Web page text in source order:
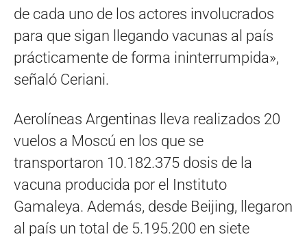
de cada uno de los actores involucrados
para que sigan llegando vacunas al país
prácticamente de forma ininterrumpida»,
señaló Ceriani.
Aerolíneas Argentinas lleva realizados 20
vuelos a Moscú en los que se
transportaron 10.182.375 dosis de la
vacuna producida por el Instituto
Gamaleya. Además, desde Beijing, llegaron
al país un total de 5.195.200 en siete